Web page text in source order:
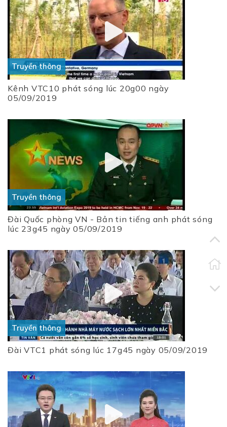
Truyền thông
Kênh VTC10 phát sóng lúc 20g00 ngày
05/09/2019
Truyền thông
Đài Quốc phòng VN - Bản tin tiếng anh phát sóng
lúc 23g45 ngày 05/09/2019
Truyền thông
Đài VTC1 phát sóng lúc 17g45 ngày 05/09/2019